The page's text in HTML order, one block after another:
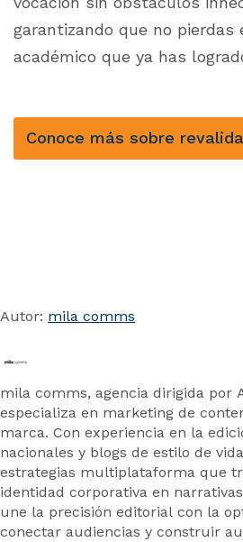
garantizando que no pierdas
académico que ya has
Conoce más sobre
Autor: mila comms
mila comms, agencia dirigida por
especializa en marketing de
marca. Con experiencia en la
nacionales y blogs de estilo de
estrategias multiplataforma que
identidad corporativa en
une la precisión editorial con la
conectar audiencias y construir